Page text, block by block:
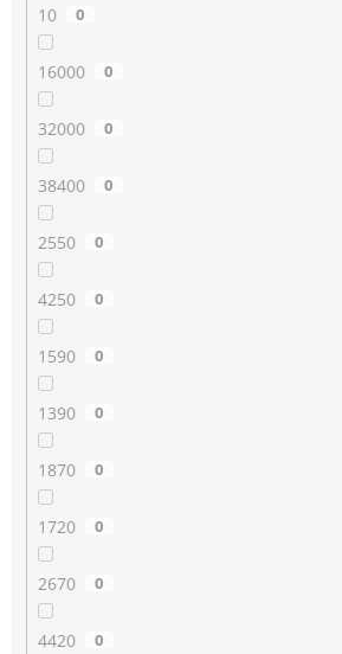
10 0
16000 0
32000 0
38400 0
2550 0
4250 0
1590 0
1390 0
1870 0
1720 0
2670 0
4420 0